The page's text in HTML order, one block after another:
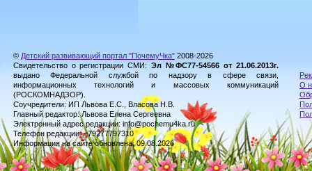
© Детский развивающий портал "ПочемуЧка" 2008-2026
Свидетельство о регистрации СМИ: Эл №ФС77-54566 от 21.06.2013г.
выдано Федеральной службой по надзору в сфере связи,
информационных технологий и массовых коммуникаций
(РОСКОМНАДЗОР).
Соучредители: ИП Львова Е.С., Власова Н.В.
Главный редактор: Львова Елена Сергеевна
Электронный адрес редакции: info@pochemu4ka.ru
Телефон редакции: +79277797310
Информация на сайте обновлена: 09.08.2026
О